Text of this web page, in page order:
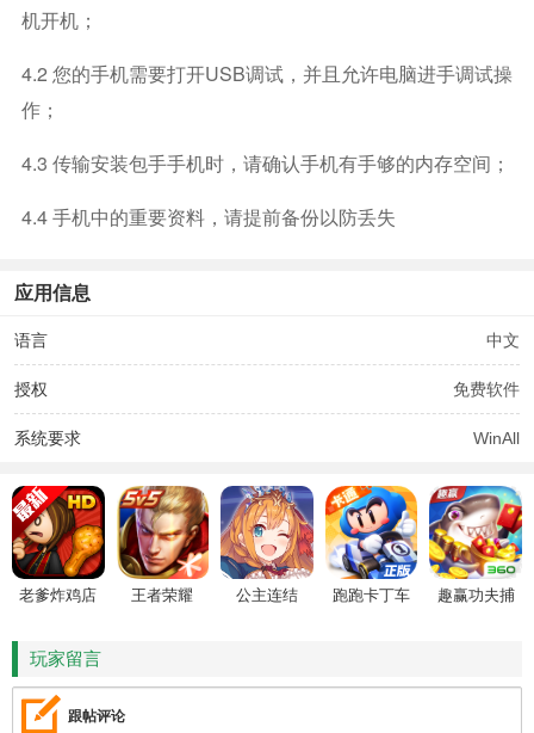
机开机；
4.2 您的手机需要打开USB调试，并且允许电脑进手调试操
作；
4.3 传输安装包手手机时，请确认手机有手够的内存空间；
4.4 手机中的重要资料，请提前备份以防丢失
应用信息
语言 中文
授权 免费软件
系统要求 WinAll
老爹炸鸡店
王者荣耀 公主连结 跑跑卡丁车
趣赢功夫捕
玩家留言
跟帖评论